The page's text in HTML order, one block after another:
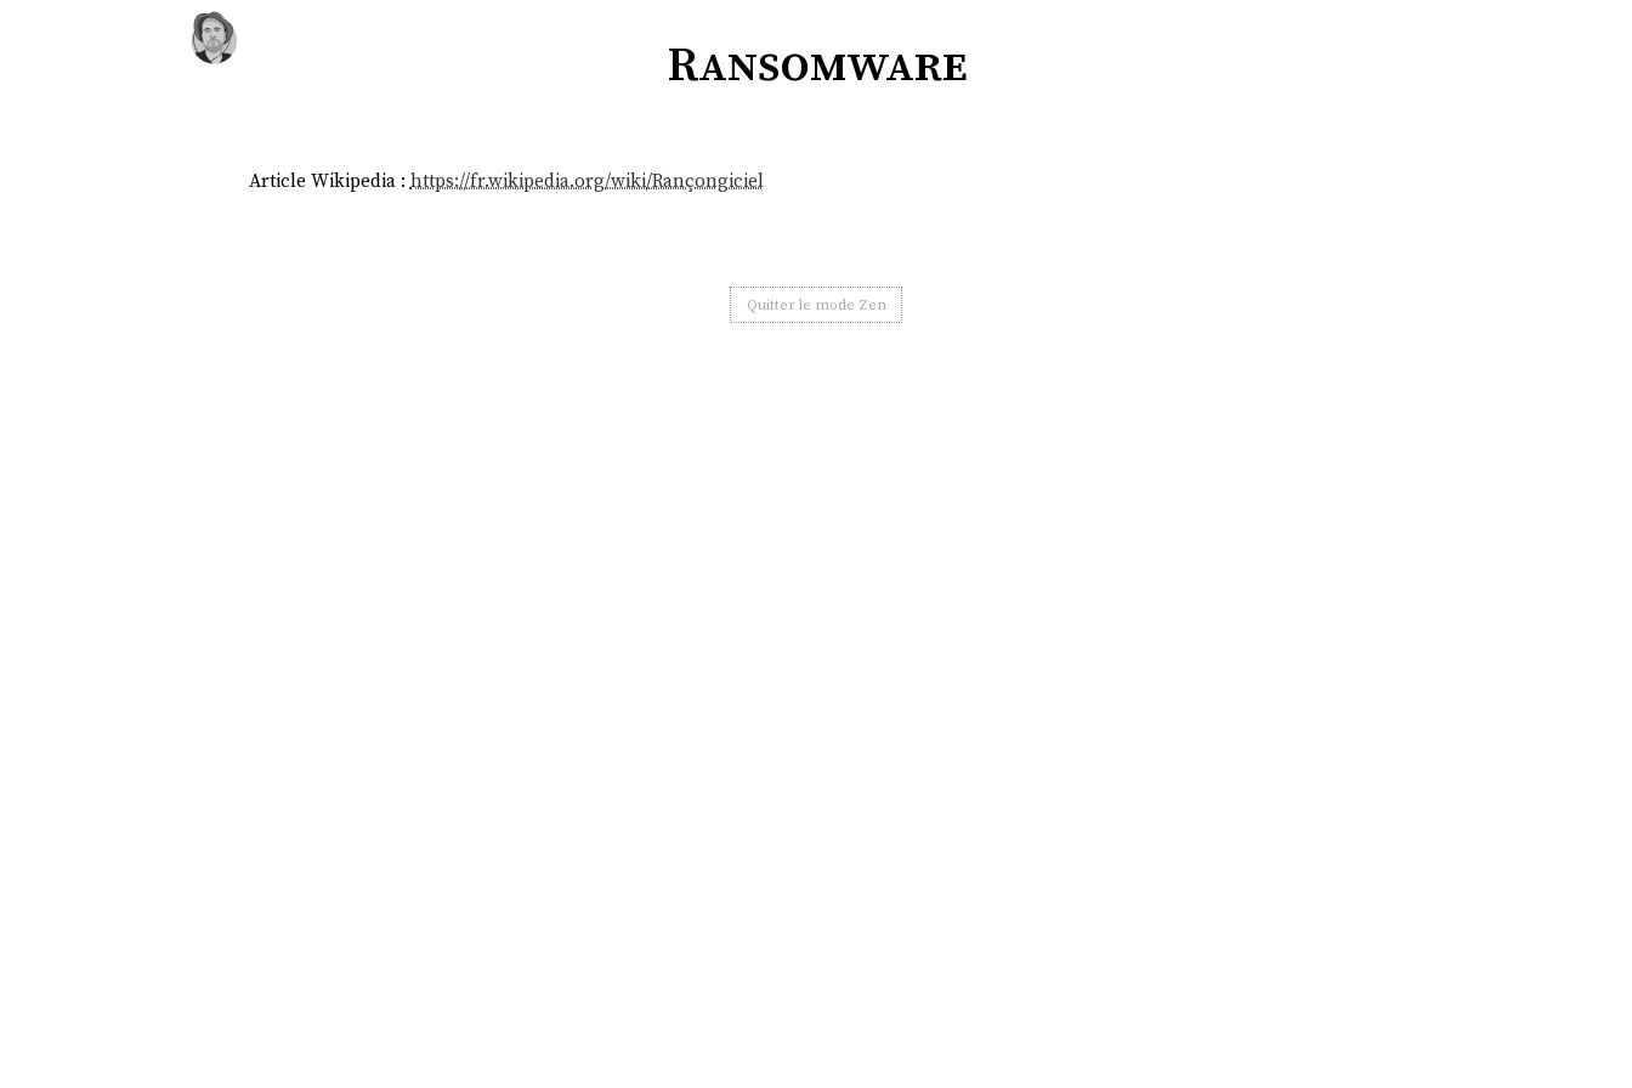
Ransomware
Article Wikipedia : https://fr.wikipedia.org/wiki/Rançongiciel
Quitter le mode Zen